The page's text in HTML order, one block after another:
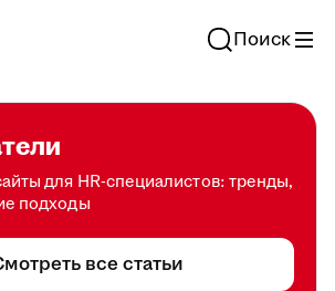
Поиск
для HR-специалистов: тренды,
подходы
все статьи